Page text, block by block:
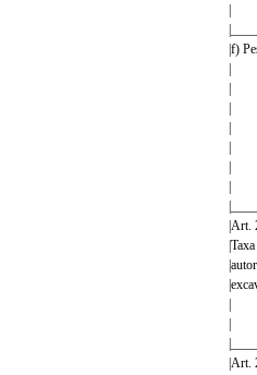
|
|f)
|
|
|
|
|
|
|
|
|